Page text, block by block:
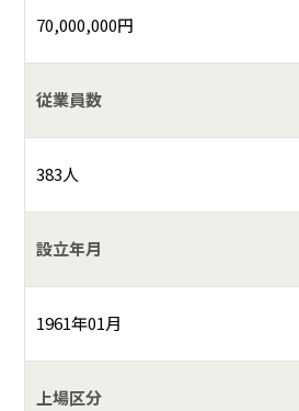
70,000,000円
従業員数
383人
設立年月
1961年01月
上場区分